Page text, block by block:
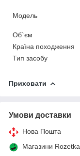
Мoдель
Об`єм
Країна походження
Тип засобу
Приховати
Умови доставки
Нова Пошта
Магазини Rozetka